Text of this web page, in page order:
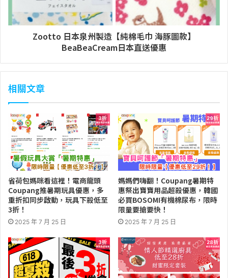
Zootto 日本泉州製造【純棉毛巾 海豚圖款】
BeaBeaCream日本直送優惠
相關文章
省荷包媽咪看這裡！電商龍頭
Coupang推暑期玩具優惠，多
重折扣同步啟動，玩具下殺低至
3折！
2025 年 7 月 25 日
媽媽們嗨翻！Coupang暑期特
惠祭出寶寶用品超殺優惠，韓國
必買BOSOMI有機棉尿布，限時
限量要搶要快！
2025 年 7 月 25 日